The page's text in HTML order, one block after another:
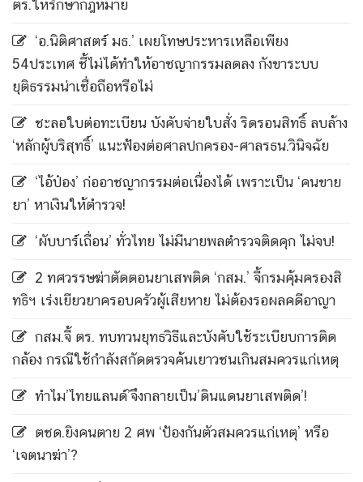
ตร.ให้รักษากฎหมาย
‘อ.นิติศาสตร์ มธ.’ เผยโทษประหารเหลือเพียง
54ประเทศ ชี้ไม่ได้ทำให้อาชญากรรมลดลง กังขาระบบ
ยุติธรรมน่าเชื่อถือหรือไม่
ชะลอใบต่อทะเบียน บังคับจ่ายใบสั่ง ริดรอนสิทธิ์ ลบล้าง
‘หลักผู้บริสุทธิ์’ แนะฟ้องต่อศาลปกครอง-ศาลรธน.วินิจฉัย
‘ไอ้ป๋อง’ ก่ออาชญากรรมต่อเนื่องได้ เพราะเป็น ‘คนขาย
ยา’ หาเงินให้ตำรวจ!
‘ผับบาร์เถื่อน’ ทั่วไทย ไม่มีนายพลตำรวจติดคุก ไม่จบ!
2 ทศวรรษฆ่าตัดตอนยาเสพติด ‘กสม.’ จี้กรมคุ้มครองสิ
ทธิฯ เร่งเยียวยาครอบครัวผู้เสียหาย ไม่ต้องรอผลคดีอาญา
กสม.จี้ ตร. ทบทวนยุทธวิธีและบังคับใช้ระเบียบการติด
กล้อง กรณีใช้กำลังสกัดตรวจค้นเยาวชนเกินสมควรแก่เหตุ
ทำไม’ไทยแลนด์’จึงกลายเป็น’ดินแดนยาเสพติด’!
ตชด.ยิงคนตาย 2 ศพ ‘ป้องกันตัวสมควรแก่เหตุ’ หรือ
‘เจตนาฆ่า’?